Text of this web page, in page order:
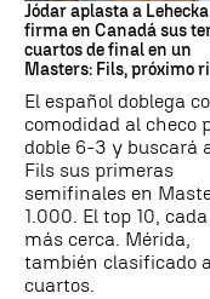
Jódar aplasta a
firma en Canadá sus
cuartos de final en un
Masters: Fils, próximo
El español doblega
comodidad al checo
doble 6-3 y buscará
Fils sus primeras
semifinales en
1.000. El top 10,
más cerca. Mérida,
también clasificado a
cuartos.